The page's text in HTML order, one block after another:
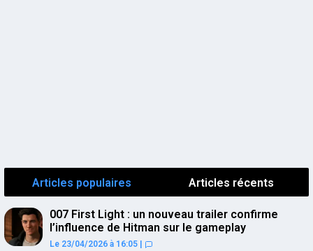
Articles populaires Articles récents
007 First Light : un nouveau trailer confirme
l’influence de Hitman sur le gameplay
Le 23/04/2026 à 16:05